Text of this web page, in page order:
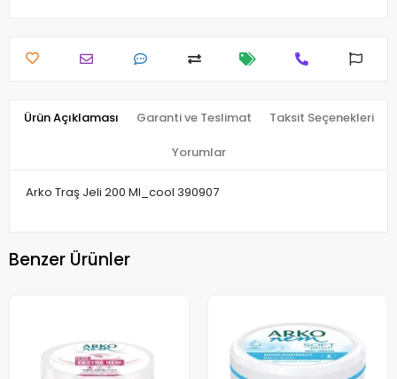
Ürün Açıklaması Garanti ve Teslimat Taksit Seçenekleri
Yorumlar
Arko Traş Jeli 200 Ml_cool 390907
Benzer Ürünler